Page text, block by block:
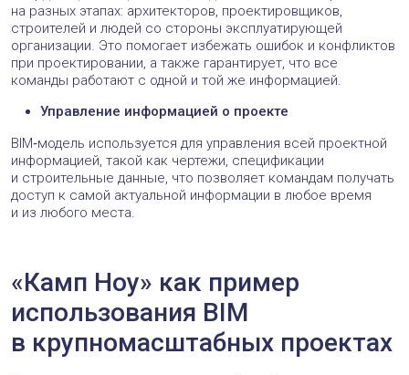
на разных этапах: архитекторов, проектировщиков,
строителей и людей со стороны эксплуатирующей
организации. Это помогает избежать ошибок и конфликтов
при проектировании, а также гарантирует, что все
команды работают с одной и той же информацией.
Управление информацией о проекте
BIM‑модель используется для управления всей проектной
информацией, такой как чертежи, спецификации
и строительные данные, что позволяет командам получать
доступ к самой актуальной информации в любое время
и из любого места.
«Камп Ноу» как пример
использования BIM
в крупномасштабных проектах